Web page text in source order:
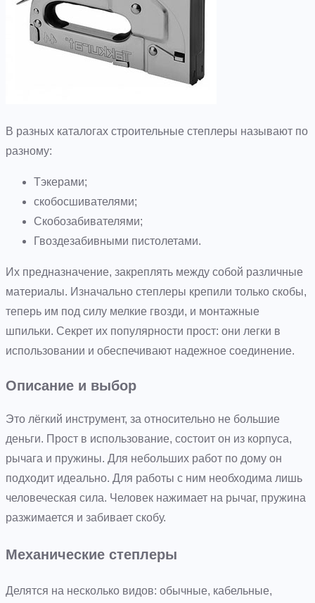
В разных каталогах строительные степлеры называют по
разному:
Тэкерами;
скобосшивателями;
Скобозабивателями;
Гвоздезабивными пистолетами.
Их предназначение, закреплять между собой различные
материалы. Изначально степлеры крепили только скобы,
теперь им под силу мелкие гвозди, и монтажные
шпильки. Секрет их популярности прост: они легки в
использовании и обеспечивают надежное соединение.
Описание и выбор
Это лёгкий инструмент, за относительно не большие
деньги. Прост в использование, состоит он из корпуса,
рычага и пружины. Для небольших работ по дому он
подходит идеально. Для работы с ним необходима лишь
человеческая сила. Человек нажимает на рычаг, пружина
разжимается и забивает скобу.
Механические степлеры
Делятся на несколько видов: обычные, кабельные,